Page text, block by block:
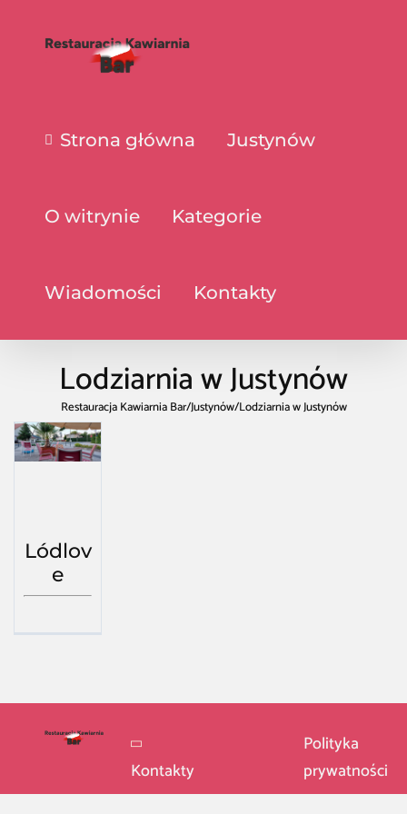
Strona główna Justynów
O witrynie Kategorie
Wiadomości Kontakty
Lodziarnia w Justynów
Restauracja Kawiarnia Bar/Justynów/Lodziarnia w Justynów
Lódlov
e
Kontakty
Polityka
prywatności